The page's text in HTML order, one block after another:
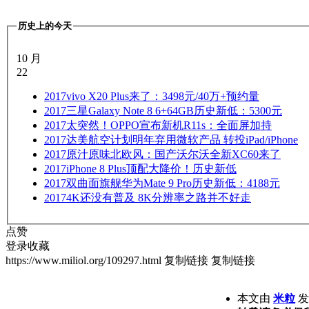
历史上的今天
10 月
22
2017vivo X20 Plus来了：3498元/40万+预约量
2017三星Galaxy Note 8 6+64GB历史新低：5300元
2017太突然！OPPO宣布新机R11s：全面屏加持
2017达美航空计划明年弃用微软产品 转投iPad/iPhone
2017原汁原味北欧风：国产沃尔沃全新XC60来了
2017iPhone 8 Plus顶配大降价！历史新低
2017双曲面旗舰华为Mate 9 Pro历史新低：4188元
20174K还没有普及 8K分辨率之路并不好走
点赞
登录收藏
https://www.miliol.org/109297.html 复制链接 复制链接
本文由 米粒